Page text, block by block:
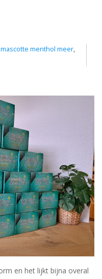
menthol meer,
en het lijkt bijna overal